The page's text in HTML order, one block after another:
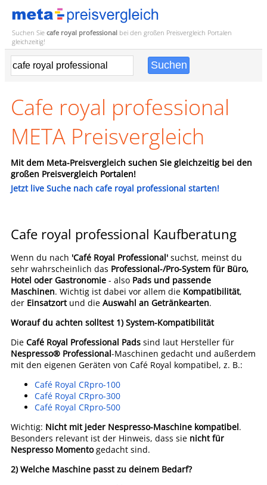
Suchen Sie cafe royal professional bei den großen Preisvergleich Portalen
gleichzeitig!
Cafe royal professional
META Preisvergleich
Mit dem Meta-Preisvergleich suchen Sie gleichzeitig bei den
großen Preisvergleich Portalen!
Jetzt live Suche nach cafe royal professional starten!
Cafe royal professional Kaufberatung
Wenn du nach 'Café Royal Professional' suchst, meinst du
sehr wahrscheinlich das Professional-/Pro-System für Büro,
Hotel oder Gastronomie - also Pads und passende
Maschinen. Wichtig ist dabei vor allem die Kompatibilität,
der Einsatzortund die Auswahl an Getränkearten.
Worauf du achten solltest 1) System-Kompatibilität
Die Café Royal Professional Pads sind laut Hersteller für
Nespresso® Professional-Maschinen gedacht und außerdem
mit den eigenen Geräten von Café Royal kompatibel, z. B.:
Café Royal CRpro-100
Café Royal CRpro-300
Café Royal CRpro-500
Wichtig: Nicht mit jeder Nespresso-Maschine kompatibel.
Besonders relevant ist der Hinweis, dass sie nicht für
Nespresso Momentogedacht sind.
2) Welche Maschine passt zu deinem Bedarf?